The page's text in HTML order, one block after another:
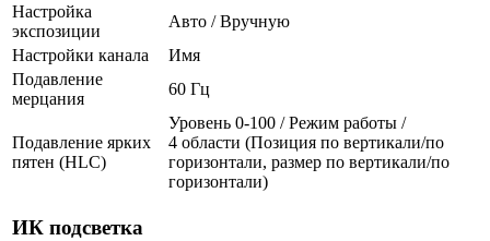
Настройка
экспозиции
Авто / Вручную
Настройки канала
Имя
Подавление
мерцания
60 Гц
Подавление ярких
пятен (HLC)
Уровень 0-100 / Режим работы /
4 области (Позиция по вертикали/по
горизонтали, размер по вертикали/по
горизонтали)
ИК подсветка